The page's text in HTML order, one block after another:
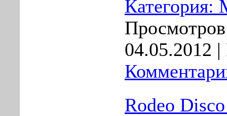
Категория:
04.05.2012 |
Rodeo